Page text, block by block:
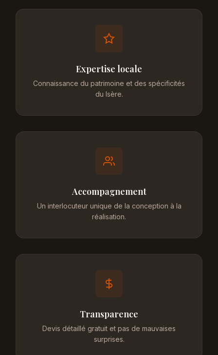
Expertise locale
Connaissance du patrimoine et des spécificités
du Isère.
Accompagnement
Un interlocuteur unique de la conception à la
réalisation.
Transparence
Devis détaillé gratuit et pas de mauvaises
surprises.